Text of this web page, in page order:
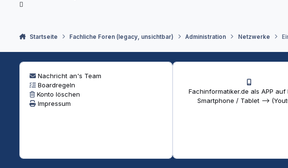
Startseite Fachliche Foren (legacy, unsichtbar) Administration Netzwerke
Nachricht an's Team
Boardregeln
Konto löschen
Impressum
Fachinformatiker.de als APP auf
Smartphone / Tablet -->